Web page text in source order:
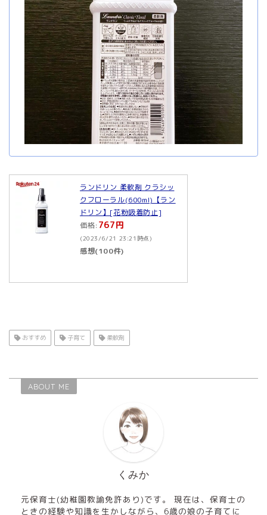
ランドリン 柔軟剤 クラシッ
クフローラル(600ml)【ラン
ドリン】[花粉吸着防止]
価格: 767円
(2023/6/21 23:21時点)
感想(100件)
おすすめ 子育て 柔軟剤
ABOUT ME
くみか
元保育士(幼稚園教諭免許あり)です。 現在は、保育士の
ときの経験や知識を生かしながら、6歳の娘の子育てに